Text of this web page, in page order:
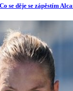
se děje se zápěstím